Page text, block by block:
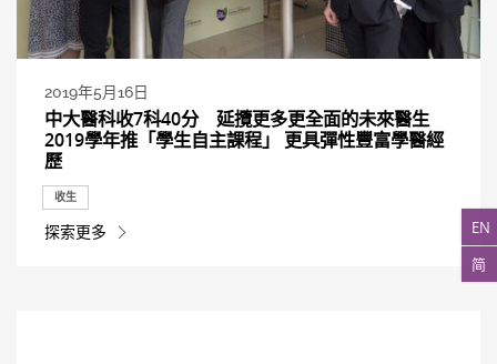
EN
简
2019年5月16日
中大醫科收7科40分 延攬更多更全面的未來醫生
2019學年推「學生自主課程」 更具彈性豐富學醫經
歷
收生
探索更多